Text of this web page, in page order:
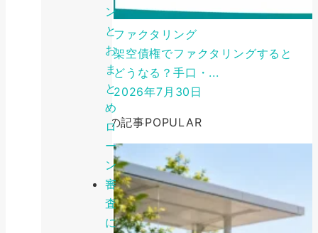
ン
と
お
ま
と
め
ロ
ー
ン
審
査
に
ファクタリング
架空債権でファクタリングすると
どうなる？手口・...
2026年7月30日
人気の記事POPULAR